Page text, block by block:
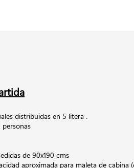
distribuidas en 5 litera .
personas
de 90x190 cms
aproximada para maleta de cabina